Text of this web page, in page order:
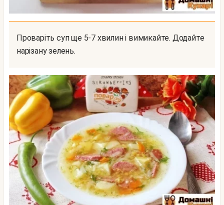
Проваріть суп ще 5-7 хвилин і вимикайте. Додайте
нарізану зелень.